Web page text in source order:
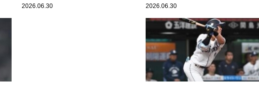
いといけないゲーム」
2026.06.30
は非常に良い」
2026.06.30